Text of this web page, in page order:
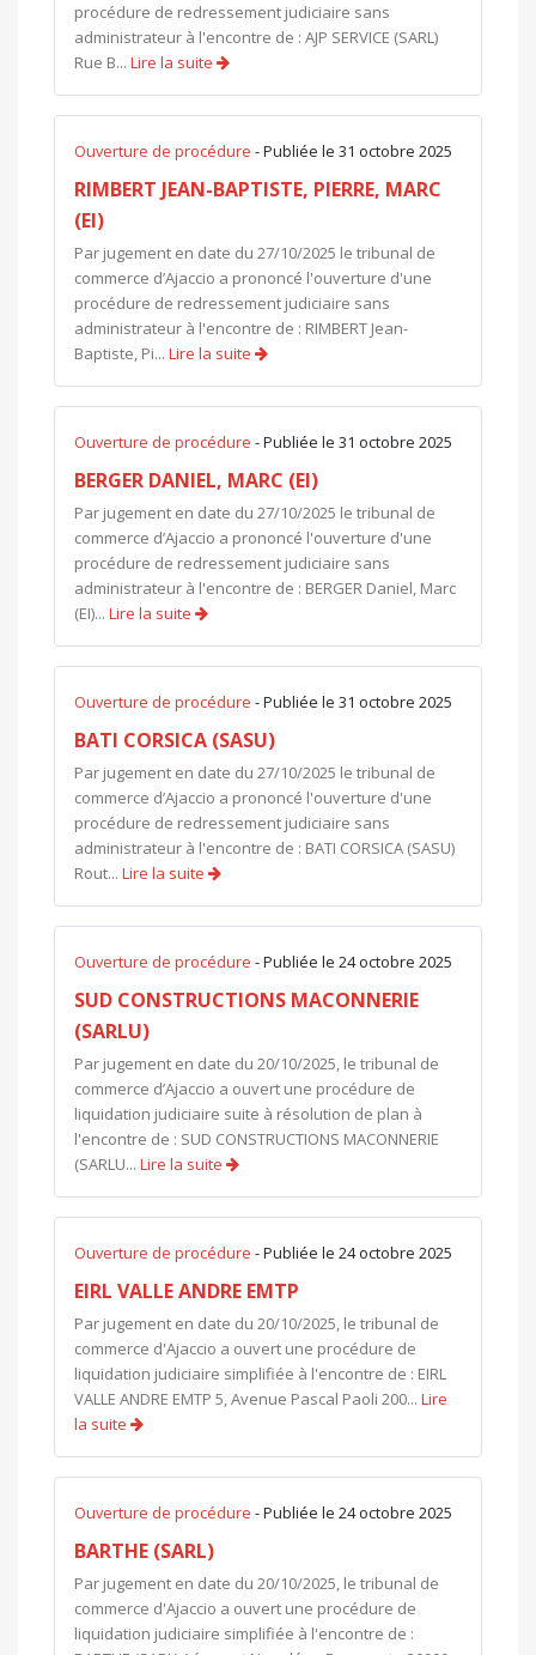
procédure de redressement judiciaire sans
administrateur à l'encontre de : AJP SERVICE (SARL)
Rue B... Lire la suite
Ouverture de procédure - Publiée le 31 octobre 2025
RIMBERT JEAN-BAPTISTE, PIERRE, MARC
(EI)
Par jugement en date du 27/10/2025 le tribunal de
commerce d’Ajaccio a prononcé l'ouverture d'une
procédure de redressement judiciaire sans
administrateur à l'encontre de : RIMBERT Jean-
Baptiste, Pi... Lire la suite
Ouverture de procédure - Publiée le 31 octobre 2025
BERGER DANIEL, MARC (EI)
Par jugement en date du 27/10/2025 le tribunal de
commerce d’Ajaccio a prononcé l'ouverture d'une
procédure de redressement judiciaire sans
administrateur à l'encontre de : BERGER Daniel, Marc
(EI)... Lire la suite
Ouverture de procédure - Publiée le 31 octobre 2025
BATI CORSICA (SASU)
Par jugement en date du 27/10/2025 le tribunal de
commerce d’Ajaccio a prononcé l'ouverture d'une
procédure de redressement judiciaire sans
administrateur à l'encontre de : BATI CORSICA (SASU)
Rout... Lire la suite
Ouverture de procédure - Publiée le 24 octobre 2025
SUD CONSTRUCTIONS MACONNERIE
(SARLU)
Par jugement en date du 20/10/2025, le tribunal de
commerce d’Ajaccio a ouvert une procédure de
liquidation judiciaire suite à résolution de plan à
l'encontre de : SUD CONSTRUCTIONS MACONNERIE
(SARLU... Lire la suite
Ouverture de procédure - Publiée le 24 octobre 2025
EIRL VALLE ANDRE EMTP
Par jugement en date du 20/10/2025, le tribunal de
commerce d'Ajaccio a ouvert une procédure de
liquidation judiciaire simplifiée à l'encontre de : EIRL
VALLE ANDRE EMTP 5, Avenue Pascal Paoli 200... Lire
la suite
Ouverture de procédure - Publiée le 24 octobre 2025
BARTHE (SARL)
Par jugement en date du 20/10/2025, le tribunal de
commerce d'Ajaccio a ouvert une procédure de
liquidation judiciaire simplifiée à l'encontre de :